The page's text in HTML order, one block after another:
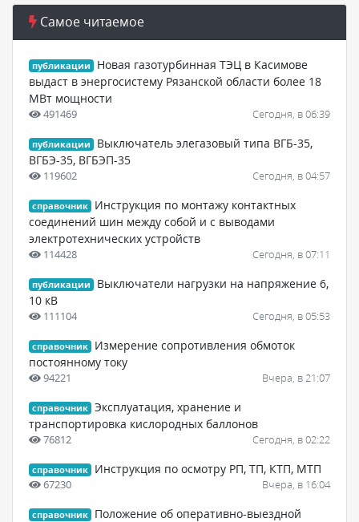
Самое читаемое
публикации
Новая газотурбинная ТЭЦ в Касимове
выдаст в энергосистему Рязанской области более 18
МВт мощности
491469 Сегодня, в 06:39
публикации
Выключатель элегазовый типа ВГБ-35,
ВГБЭ-35, ВГБЭП-35
119602 Сегодня, в 04:57
справочник
Инструкция по монтажу контактных
соединений шин между собой и с выводами
электротехнических устройств
114428 Сегодня, в 07:11
публикации
Выключатели нагрузки на напряжение 6,
10 кВ
111104 Сегодня, в 05:53
справочник
Измерение сопротивления обмоток
постоянному току
94221 Вчера, в 21:07
справочник Эксплуатация, хранение и
транспортировка кислородных баллонов
76812 Сегодня, в 02:22
справочник Инструкция по осмотру РП, ТП, КТП, МТП
67230 Вчера, в 16:04
справочник
Положение об оперативно-выездной